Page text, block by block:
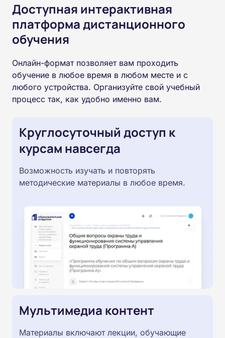
Доступная интерактивная
платформа дистанционного
обучения
Онлайн-формат позволяет вам проходить
обучение в любое время в любом месте и с
любого устройства. Организуйте свой учебный
процесс так, как удобно именно вам.
Круглосуточный доступ к
курсам навсегда
Возможность изучать и повторять
методические материалы в любое время.
Мультимедиа контент
Материалы включают лекции, обучающие